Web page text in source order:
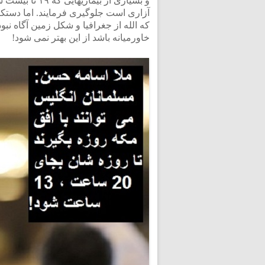
آزاری است جلوگیری فرمایند. اما
که الله از جغرافیا و شکل زمین آگاه
خاورمیانه باشد از این بهتر نمی شود!